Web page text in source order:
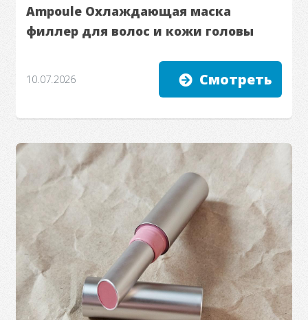
Ampoule Охлаждающая маска
филлер для волос и кожи головы
10.07.2026 Смотреть